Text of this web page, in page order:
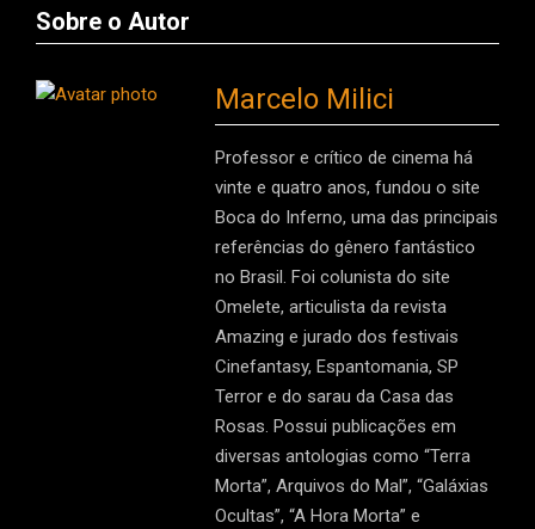
Sobre o Autor
Marcelo Milici
Professor e crítico de cinema há
vinte e quatro anos, fundou o site
Boca do Inferno, uma das principais
referências do gênero fantástico
no Brasil. Foi colunista do site
Omelete, articulista da revista
Amazing e jurado dos festivais
Cinefantasy, Espantomania, SP
Terror e do sarau da Casa das
Rosas. Possui publicações em
diversas antologias como “Terra
Morta”, Arquivos do Mal”, “Galáxias
Ocultas”, “A Hora Morta” e